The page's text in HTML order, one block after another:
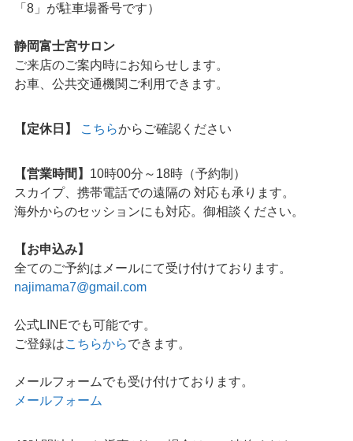
「8」が駐車場番号です）
静岡富士宮サロン
ご来店のご案内時にお知らせします。
お車、公共交通機関ご利用できます。
【定休日】 こちらからご確認ください
【営業時間】 10時00分～18時（予約制）
スカイプ、携帯電話での遠隔の 対応も承ります。
海外からのセッションにも対応。御相談ください。
【お申込み】
全てのご予約はメールにて受け付けております。
najimama7@gmail.com
公式LINEでも可能です。
ご登録はこちらからできます。
メールフォームでも受け付けております。
メールフォーム